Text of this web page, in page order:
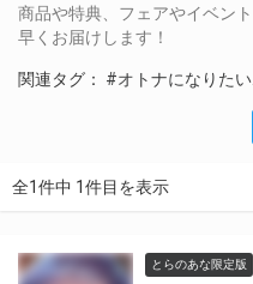
商品や特典、フェアやイベン
早くお届けします！
関連タグ： #オトナになりたい…
全1件中 1件目を表示
とらのあな限定版